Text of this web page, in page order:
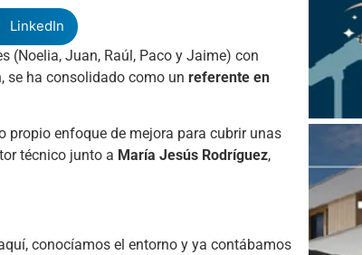
LinkedIn
(Noelia, Juan, Raúl, Paco y Jaime) con
se ha consolidado como un referente en
propio enfoque de mejora para cubrir unas
técnico junto a María Jesús Rodríguez,
conocíamos el entorno y ya contábamos